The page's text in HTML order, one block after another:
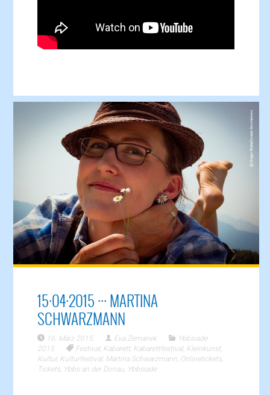
15·04·2015 ··· MARTINA
SCHWARZMANN
16. März 2015 Eva Zemanek
Ybbsiade
2015
Festival, Kabarett, Kabarettfestival, Kleinkunst,
Kultur, Kulturfestival, Martina Schwarzmann, Onlinetickets,
Tickets, Ybbs an der Donau, Ybbsiade